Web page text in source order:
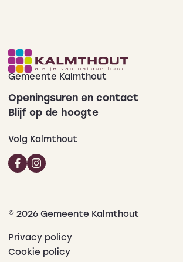
Gemeente Kalmthout
Openingsuren en contact
Blijf op de hoogte
Volg Kalmthout
© 2026 Gemeente Kalmthout
Privacy policy
Cookie policy